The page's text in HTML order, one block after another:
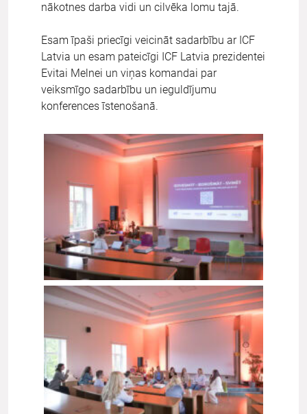
nākotnes darba vidi un cilvēka lomu tajā.
Esam īpaši priecīgi veicināt sadarbību ar ICF
Latvia un esam pateicīgi ICF Latvia prezidentei
Evitai Melnei un viņas komandai par
veiksmīgo sadarbību un ieguldījumu
konferences īstenošanā.